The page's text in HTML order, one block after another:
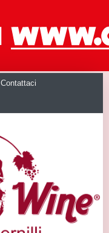
Contattaci